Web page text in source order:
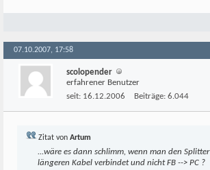
07.10.2007, 17:58
scolopender
erfahrener Benutzer
seit: 16.12.2006 Beiträge: 6.044
Zitat von Artum
...wäre es dann schlimm, wenn man den
längeren Kabel verbindet und nicht FB --> PC ?